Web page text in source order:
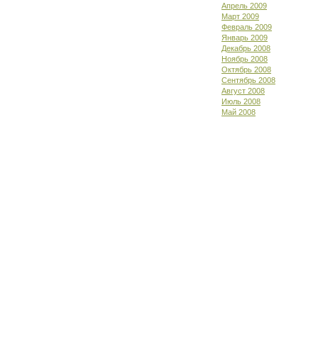
Апрель 2009
Март 2009
Февраль 2009
Январь 2009
Декабрь 2008
Ноябрь 2008
Октябрь 2008
Сентябрь 2008
Август 2008
Июль 2008
Май 2008